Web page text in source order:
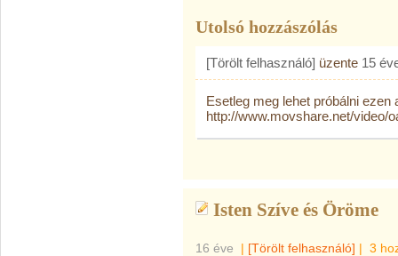
Utolsó hozzászólás
[Törölt felhasználó] üzente 15
Esetleg meg lehet próbálni ezen
http://www.movshare.net/video/
Isten Szíve és Öröme
16 éve | [Törölt felhasználó] | 3